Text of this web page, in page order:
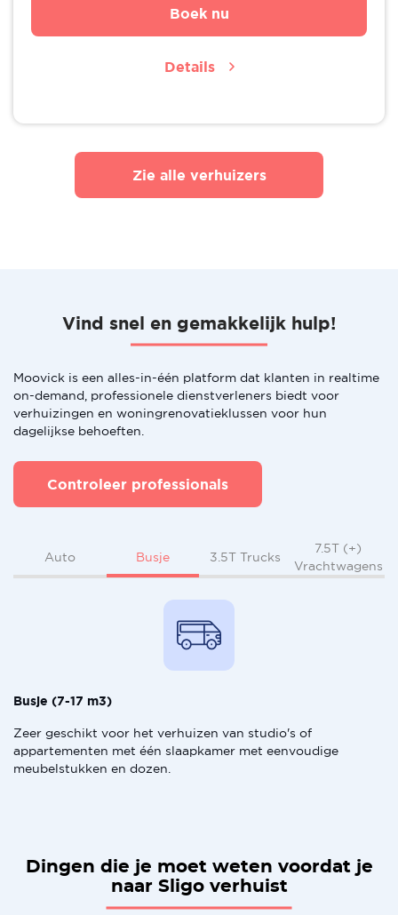
Boek nu
Details
Zie alle verhuizers
Vind snel en gemakkelijk hulp!
Moovick is een alles-in-één platform dat klanten in realtime
on-demand, professionele dienstverleners biedt voor
verhuizingen en woningrenovatieklussen voor hun
dagelijkse behoeften.
Controleer professionals
Auto Busje 3.5T Trucks
7.5T (+)
Vrachtwagens
Busje (7-17 m3)
Zeer geschikt voor het verhuizen van studio's of
appartementen met één slaapkamer met eenvoudige
meubelstukken en dozen.
Dingen die je moet weten voordat je
naar Sligo verhuist